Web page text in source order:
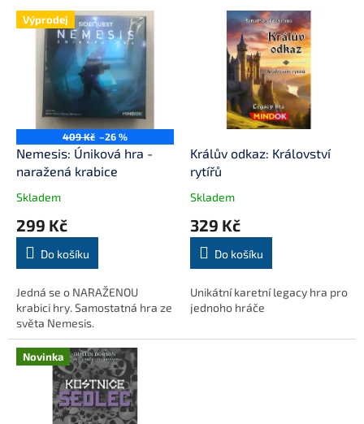
nV Výprodej
409 Kč –26 %
Nemesis: Úniková hra -
naražená krabice
Skladem
299 Kč
Do košíku
Jedná se o NARAŽENOU
krabici hry. Samostatná hra ze
světa Nemesis.
Králův odkaz: Království
rytířů
Skladem
329 Kč
Do košíku
Unikátní karetní legacy hra pro
jednoho hráče
Novinka